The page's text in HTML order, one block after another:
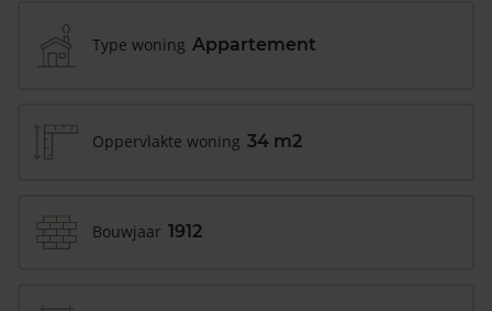
Type woning Appartement
Oppervlakte woning 34 m2
Bouwjaar 1912